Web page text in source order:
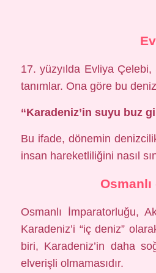
17. yüzyılda Evliya Çelebi,
tanımlar. Ona göre bu
“Karadeniz’in suyu buz
Bu ifade, dönemin
insan hareketliliğini nasıl
Osmanlı İmparatorluğu,
Karadeniz’i “iç deniz”
biri, Karadeniz’in daha
elverişli olmamasıdır.